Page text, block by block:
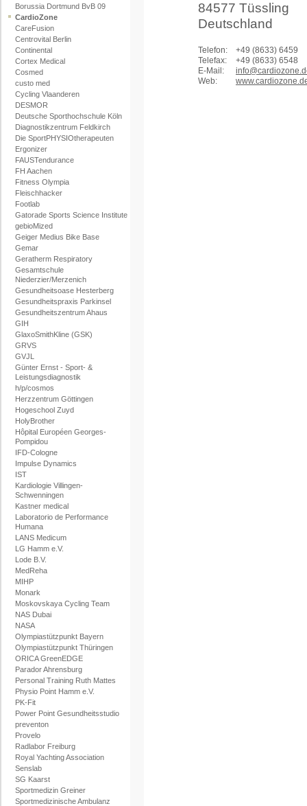
Borussia Dortmund BvB 09
CardioZone
CareFusion
Centrovital Berlin
Continental
Cortex Medical
Cosmed
custo med
Cycling Vlaanderen
DESMOR
Deutsche Sporthochschule Köln
Diagnostikzentrum Feldkirch
Die SportPHYSIOtherapeuten
Ergonizer
FAUSTendurance
FH Aachen
Fitness Olympia
Fleischhacker
Footlab
Gatorade Sports Science Institute
gebioMized
Geiger Medius Bike Base
Gemar
Geratherm Respiratory
Gesamtschule
Niederzier/Merzenich
Gesundheitsoase Hesterberg
Gesundheitspraxis Parkinsel
Gesundheitszentrum Ahaus
GIH
GlaxoSmithKline (GSK)
GRVS
GVJL
Günter Ernst - Sport- &
Leistungsdiagnostik
h/p/cosmos
Herzzentrum Göttingen
Hogeschool Zuyd
HolyBrother
Hôpital Européen Georges-
Pompidou
IFD-Cologne
Impulse Dynamics
IST
Kardiologie Villingen-
Schwenningen
Kastner medical
Laboratorio de Performance
Humana
LANS Medicum
LG Hamm e.V.
Lode B.V.
MedReha
MIHP
Monark
Moskovskaya Cycling Team
NAS Dubai
NASA
Olympiastützpunkt Bayern
Olympiastützpunkt Thüringen
ORICA GreenEDGE
Parador Ahrensburg
Personal Training Ruth Mattes
Physio Point Hamm e.V.
PK-Fit
Power Point Gesundheitsstudio
preventon
Provelo
Radlabor Freiburg
Royal Yachting Association
Senslab
SG Kaarst
Sportmedizin Greiner
Sportmedizinische Ambulanz
84577 Tüssling
Deutschland
Telefon: +49 (8633) 6459
Telefax: +49 (8633) 6548
E-Mail:
Web: